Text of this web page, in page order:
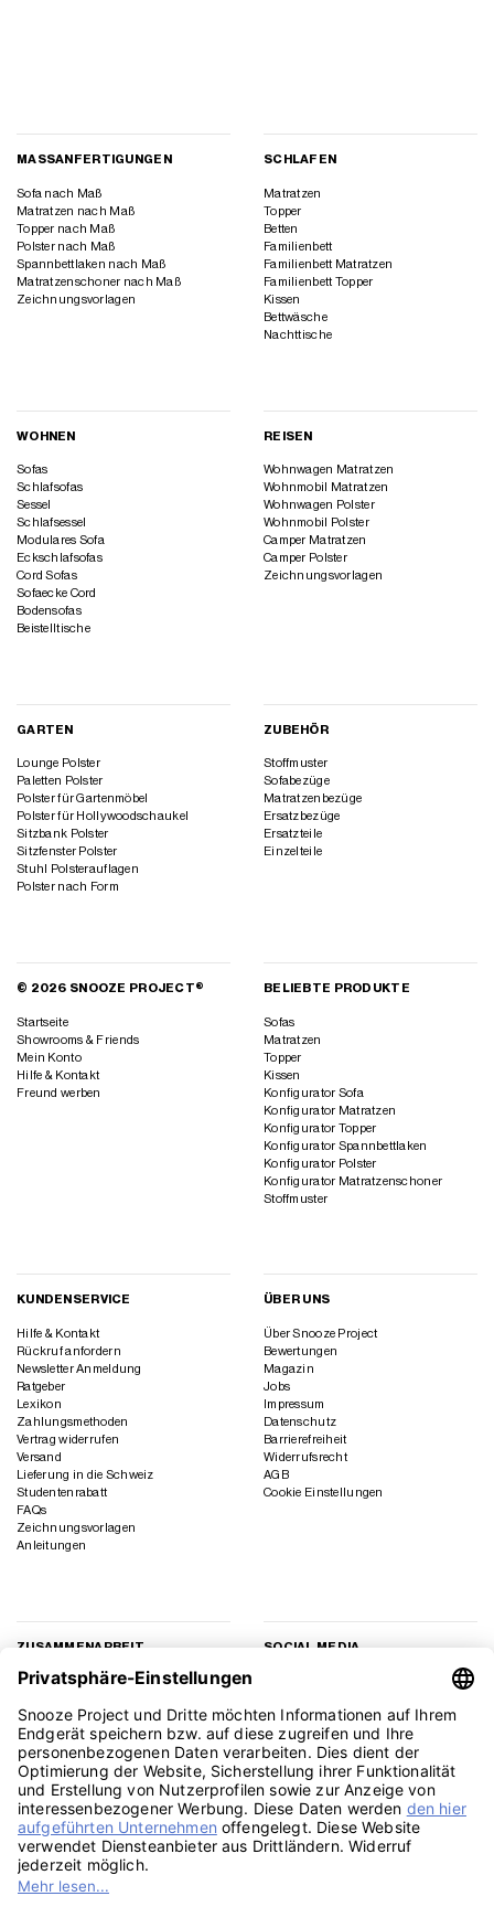
MASSANFERTIGUNGEN
Sofa nach Maß
Matratzen nach Maß
Topper nach Maß
Polster nach Maß
Spannbettlaken nach Maß
Matratzenschoner nach Maß
Zeichnungsvorlagen
SCHLAFEN
Matratzen
Topper
Betten
Familienbett
Familienbett Matratzen
Familienbett Topper
Kissen
Bettwäsche
Nachttische
WOHNEN
Sofas
Schlafsofas
Sessel
Schlafsessel
Modulares Sofa
Eckschlafsofas
Cord Sofas
Sofaecke Cord
Bodensofas
Beistelltische
REISEN
Wohnwagen Matratzen
Wohnmobil Matratzen
Wohnwagen Polster
Wohnmobil Polster
Camper Matratzen
Camper Polster
Zeichnungsvorlagen
GARTEN
Lounge Polster
Paletten Polster
Polster für Gartenmöbel
Polster für Hollywoodschaukel
Sitzbank Polster
Sitzfenster Polster
Stuhl Polsterauflagen
Polster nach Form
ZUBEHÖR
Stoffmuster
Sofabezüge
Matratzenbezüge
Ersatzbezüge
Ersatzteile
Einzelteile
© 2026 SNOOZE PROJECT®
Startseite
Showrooms & Friends
Mein Konto
Hilfe & Kontakt
Freund werben
BELIEBTE PRODUKTE
Sofas
Matratzen
Topper
Kissen
Konfigurator Sofa
Konfigurator Matratzen
Konfigurator Topper
Konfigurator Spannbettlaken
Konfigurator Polster
Konfigurator Matratzenschoner
Stoffmuster
KUNDENSERVICE
Hilfe & Kontakt
Rückruf anfordern
Newsletter Anmeldung
Ratgeber
Lexikon
Zahlungsmethoden
Vertrag widerrufen
Versand
Lieferung in die Schweiz
Studentenrabatt
FAQs
Zeichnungsvorlagen
Anleitungen
ÜBER UNS
Über Snooze Project
Bewertungen
Magazin
Jobs
Impressum
Datenschutz
Barrierefreiheit
Widerrufsrecht
AGB
Cookie Einstellungen
ZUSAMMENARBEIT
Geschäftskunden
Presse
Affiliate Marketing
SOCIAL MEDIA
TikTok
YouTube
Pinterest
LinkedIn